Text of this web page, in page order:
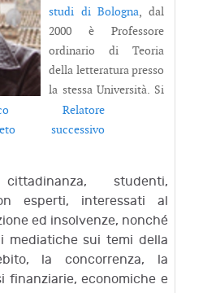
studenti,
esperti, interessati al
ed insolvenze, nonché
mediatiche sui temi della
la concorrenza, la
finanziarie, economiche e